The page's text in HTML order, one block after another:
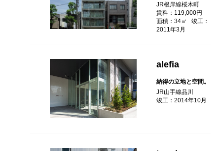
JR根岸線桜木町
賃料：119,000円
面積：34㎡
竣工：
2011年3月
alefia
納得の立地と空間。
JR山手線品川
竣工：2014年10月